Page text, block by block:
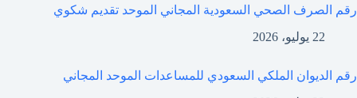
رقم الصرف الصحي السعودية المجاني الموحد تقديم شكوي
22 يوليو، 2026
رقم الديوان الملكي السعودي للمساعدات الموحد المجاني